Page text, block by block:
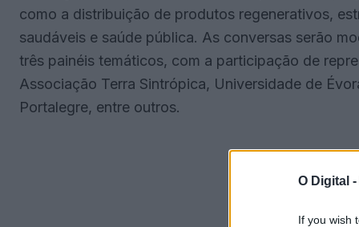
O Digital -
If you wish
como a distribuição de produtos regenerativos,
saudáveis e saúde pública. As conversas serão
três painéis temáticos, com a participação de
Associação Terra Sintrópica, Universidade de
Portalegre, entre outros.